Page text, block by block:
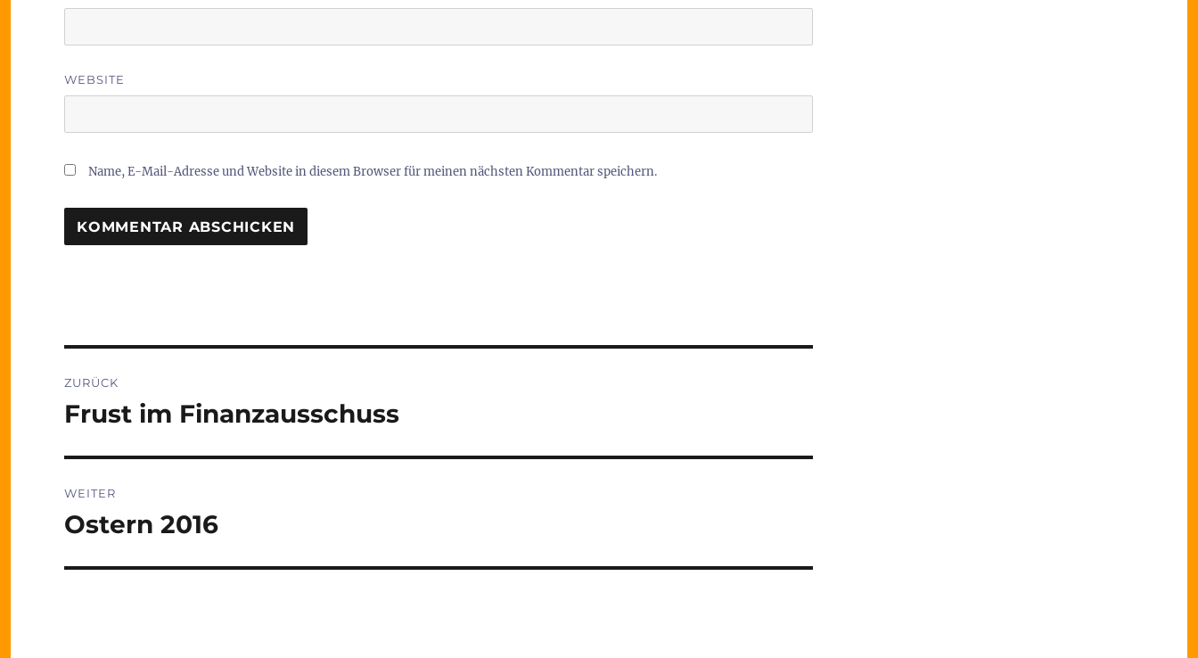
WEBSITE
Name, E-Mail-Adresse und Website in diesem Browser für meinen nächsten Kommentar speichern.
ZURÜCK
Vorheriger
Frust im Finanzausschuss
WEITER
Nächster
Ostern 2016